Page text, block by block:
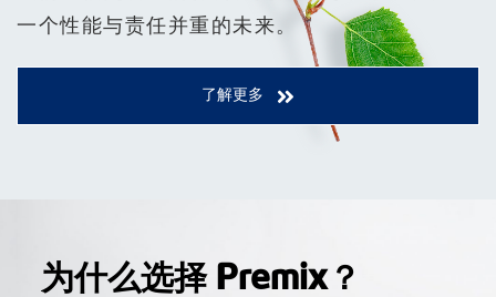
一个性能与责任并重的未来。
了解更多
为什么选择 Premix？